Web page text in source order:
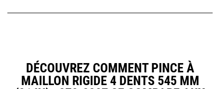
DÉCOUVREZ COMMENT PINCE À
MAILLON RIGIDE 4 DENTS 545 MM